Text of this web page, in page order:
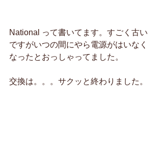
National って書いてます。すごく古い
ですがいつの間にやら電源がはいなく
なったとおっしゃってました。
交換は。。。サクッと終わりました。